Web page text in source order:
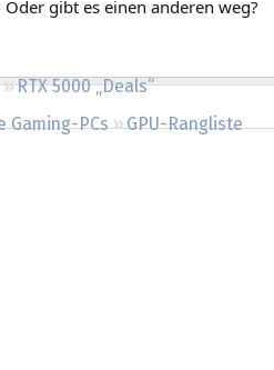
RTX 5000 „Deals“
Gaming-PCs
GPU-Rangliste
gibt es einen anderen weg?